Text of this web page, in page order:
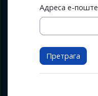
Адреса е-поште